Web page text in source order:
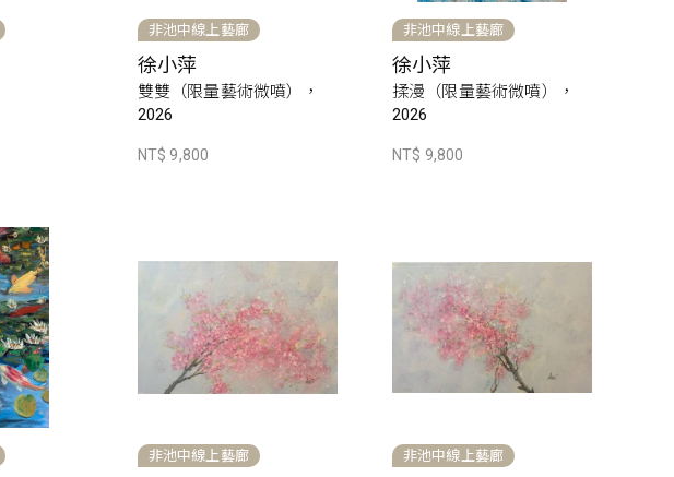
非池中線上藝廊
徐小萍
雙雙（限量藝術微噴），
2026
NT$ 9,800
非池中線上藝廊
徐小萍
揉漫（限量藝術微噴），
2026
NT$ 9,800
非池中線上藝廊 非池中線上藝廊